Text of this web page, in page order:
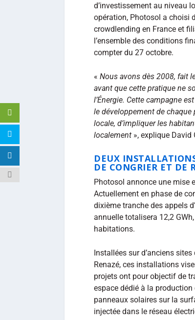
d’investissement au niveau
opération, Photosol a choisi
crowdlending en France et
l’ensemble des conditions
compter du 27 octobre.
« Nous avons dès 2008, fait
avant que cette pratique ne
l’Énergie. Cette campagne
le développement de
locale, d’impliquer les
localement », explique
DEUX
DE CONGRIER ET DE
Photosol annonce une mise
Actuellement en phase de
dixième tranche des appels
annuelle totalisera 12,2
habitations.
Installées sur d’anciens
Renazé, ces installations
projets ont pour objectif de
espace dédié à la production
panneaux solaires sur la
injectée dans le réseau